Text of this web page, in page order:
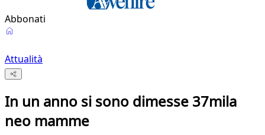
Abbonati
Attualità
In un anno si sono dimesse 37mila
neo mamme